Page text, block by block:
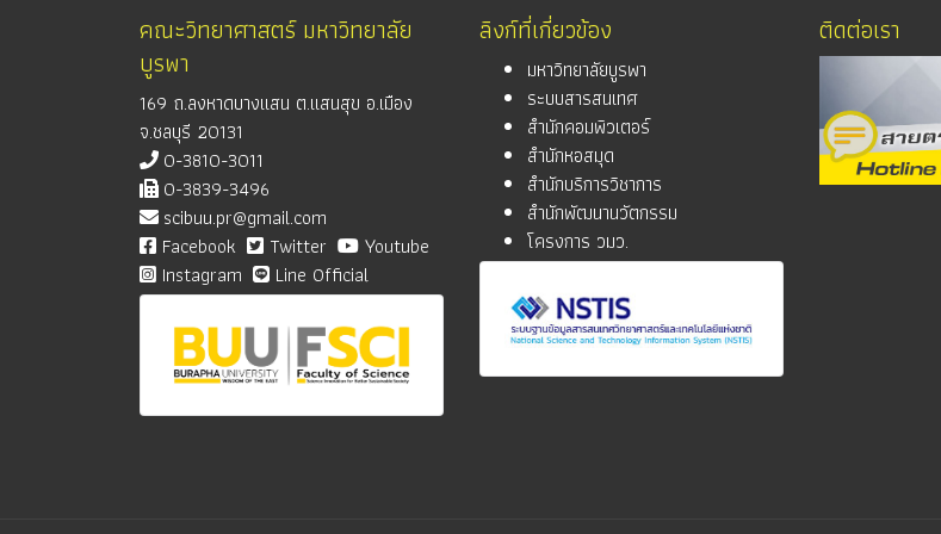
คณะวิทยาศาสตร์ มหาวิทยาลัย
บูรพา
169 ถ.ลงหาดบางแสน ต.แสนสุข อ.เมือง
จ.ชลบุรี 20131
0-3810-3011
0-3839-3496
scibuu.pr@gmail.com
Facebook
Twitter
Youtube
Instagram
Line Official
ลิงก์ที่เกี่ยวข้อง
มหาวิทยาลัยบูรพา
ระบบสารสนเทศ
สำนักคอมพิวเตอร์
สำนักหอสมุด
สำนักบริการวิชาการ
สำนักพัฒนานวัตกรรม
โครงการ วมว.
ติดต่อเรา